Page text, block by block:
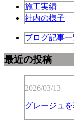
施工実績
社内の様子
ブログ記事
最近の投稿
2026/03/13
グレージュ